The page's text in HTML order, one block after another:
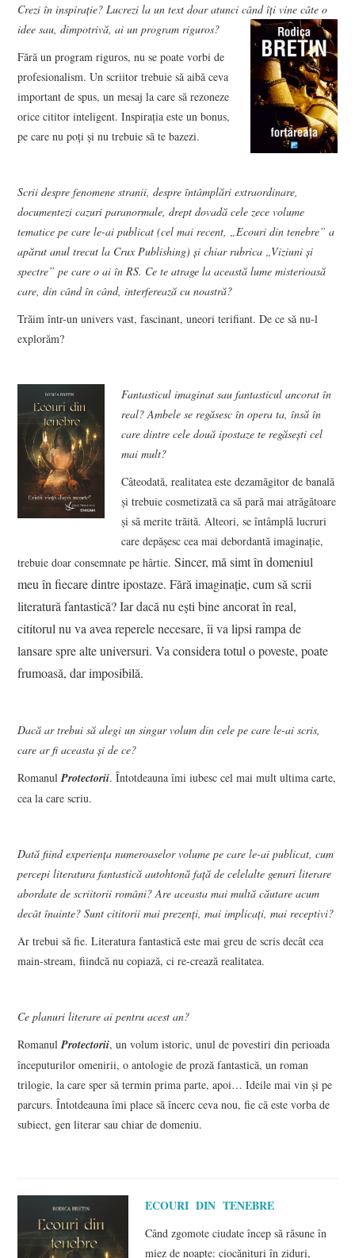
Crezi în inspirație? Lucrezi la un text doar atunci când îți vine câte o
idee sau, dimpotrivă, ai un program riguros?
Fără un program riguros, nu se poate vorbi de
profesionalism. Un scriitor trebuie să aibă ceva
important de spus, un mesaj la care să rezoneze
orice cititor inteligent. Inspiraţia este un bonus,
pe care nu poţi şi nu trebuie să te bazezi.
Scrii despre fenomene stranii, despre întâmplări extraordinare,
documentezi cazuri paranormale, drept dovadă cele zece volume
tematice pe care le-ai publicat (cel mai recent, „Ecouri din tenebre” a
apărut anul trecut la Crux Publishing) și chiar rubrica „Viziuni și
spectre” pe care o ai în RS. Ce te atrage la această lume misterioasă
care, din când în când, interferează cu noastră?
Trăim într-un univers vast, fascinant, uneori terifiant. De ce să nu-l
explorăm?
Fantasticul imaginat sau fantasticul ancorat în
real? Ambele se regăsesc în opera ta, însă în
care dintre cele două ipostaze te regăsești cel
mai mult?
Câteodată, realitatea este dezamăgitor de banală
şi trebuie cosmetizată ca să pară mai atrăgătoare
şi să merite trăită. Alteori, se întâmplă lucruri
care depăşesc cea mai debordantă imaginaţie,
trebuie doar consemnate pe hârtie.Sincer, mă simt în domeniul
meu în fiecare dintre ipostaze. Fără imaginaţie, cum să scrii
literatură fantastică? Iar dacă nu eşti bine ancorat în real,
cititorul nu va avea reperele necesare, îi va lipsi rampa de
lansare spre alte universuri. Va considera totul o poveste, poate
frumoasă, dar imposibilă.
Dacă ar trebui să alegi un singur volum din cele pe care le-ai scris,
care ar fi aceasta și de ce?
RomanulProtectorii. Întotdeauna îmi iubesc cel mai mult ultima carte,
cea la care scriu.
Dată fiind experiența numeroaselor volume pe care le-ai publicat, cum
percepi literatura fantastică autohtonă față de celelalte genuri literare
abordate de scriitorii români? Are aceasta mai multă căutare acum
decât înainte? Sunt cititorii mai prezenți, mai implicați, mai receptivi?
Ar trebui să fie. Literatura fantastică este mai greu de scris decât cea
main-stream, fiindcă nu copiază, ci re-crează realitatea.
Ce planuri literare ai pentru acest an?
RomanulProtectorii, un volum istoric, unul de povestiri din perioada
începuturilor omenirii, o antologie de proză fantastică, un roman
trilogie, la care sper să termin prima parte, apoi… Ideile mai vin şi pe
parcurs. Întotdeauna îmi place să încerc ceva nou, fie că este vorba de
subiect, gen literar sau chiar de domeniu.
ECOURI DIN TENEBRE
Când zgomote ciudate încep să răsune în
miez de noapte: ciocănituri în ziduri,